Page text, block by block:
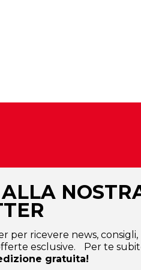
per ricevere news, consigli,
esclusive. Per te
gratuita!